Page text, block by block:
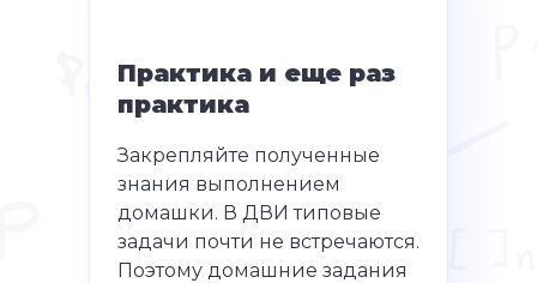
Урок 5. Вписанная
и описанная
Урок 6. Метод
площадей. Теорема
Менелая.
Практика и еще раз
практика
Закрепляйте полученные
знания выполнением
домашки. В ДВИ типовые
задачи почти не встречаются.
Поэтому домашние задания